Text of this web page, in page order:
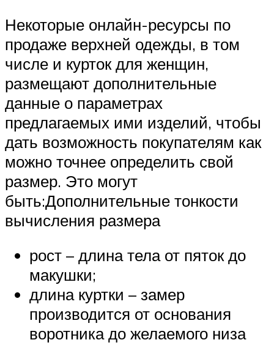
Некоторые онлайн-ресурсы по
продаже верхней одежды, в том
числе и курток для женщин,
размещают дополнительные
данные о параметрах
предлагаемых ими изделий, чтобы
дать возможность покупателям как
можно точнее определить свой
размер. Это могут
быть:Дополнительные тонкости
вычисления размера
рост – длина тела от пяток до
макушки;
длина куртки – замер
производится от основания
воротника до желаемого низа